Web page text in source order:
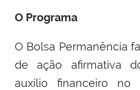
O Programa
O Bolsa Permanência
de ação afirmativa
auxílio financeiro